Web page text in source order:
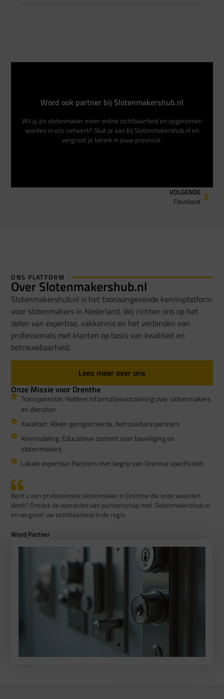
Word ook partner bij Slotenmakershub.nl
Wil jij als slotenmaker meer online zichtbaarheid en opgenomen
worden in ons netwerk? Sluit je aan bij Slotenmakershub.nl en
vergroot je bereik in jouw provincie.
Registreer je als partner
VOLGENDE
Flevoland
ONS PLATFORM
Over Slotenmakershub.nl
Slotenmakershub.nl is het toonaangevende kennisplatform
voor slotenmakers in Nederland. Wij richten ons op het
delen van expertise, vakkennis en het verbinden van
professionals met klanten op basis van kwaliteit en
betrouwbaarheid.
Lees meer over ons
Onze Missie voor Drenthe
Transparantie: Heldere informatievoorziening over slotenmakers
en diensten
Kwaliteit: Alleen geregistreerde, betrouwbare partners
Kennisdeling: Educatieve content over beveiliging en
slotenmakerij
Lokale expertise: Partners met begrip van Drentse specificiteit
Bent u een professionele slotenmaker in Drenthe die onze waarden
deelt? Ontdek de voordelen van partnerschap met Slotenmakershub.nl
en vergroot uw zichtbaarheid in de regio.
Word Partner